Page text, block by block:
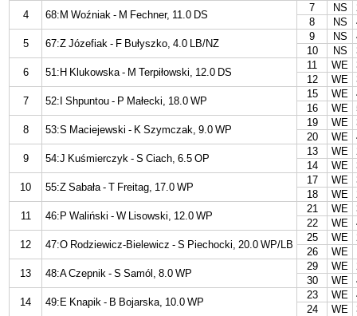
4
68:M Woźniak - M Fechner, 11.0 DS
7 NS
8
NS
5
67:Z Józefiak - F Bułyszko, 4.0 LB/NZ
9 NS
10
NS
6
51:H Klukowska - M Terpiłowski, 12.0 DS
11 WE
12
WE
7
52:I Shpuntou - P Małecki, 18.0 WP
15 WE
16
WE
8
53:S Maciejewski - K Szymczak, 9.0 WP
19 WE
20
WE
9
54:J Kuśmierczyk - S Ciach, 6.5 OP
13 WE
14
WE
10
55:Z Sabała - T Freitag, 17.0 WP
17 WE
18
WE
11
46:P Waliński - W Lisowski, 12.0 WP
21 WE
22
WE
12
47:O Rodziewicz-Bielewicz - S Piechocki, 20.0 WP/LB
25 WE
26
WE
13
48:A Czepnik - S Samól, 8.0 WP
29 WE
30
WE
14
49:E Knapik - B Bojarska, 10.0 WP
23 WE
24
WE